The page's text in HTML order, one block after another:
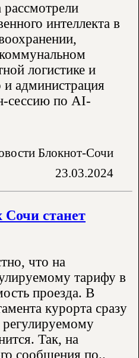
интеллекта в
логистике и
администрация
сессию по AI-
Блокнот-Сочи
23.03.2024
Сочи станет
что на
тарифу в
проезда. В
курорта сразу
Так, на
сообщения по..